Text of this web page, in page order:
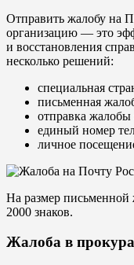
Отправить жалобу на
организацию — это
и восстановления
несколько решений:
специальная
письменная
отправка жалобы
единый номер
личное
На размер
2000 знаков.
Жалоба в